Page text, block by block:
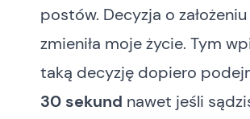
postów. Decyzja o
zmieniła moje życie. Tym
taką decyzję dopiero
30 sekund nawet jeśli